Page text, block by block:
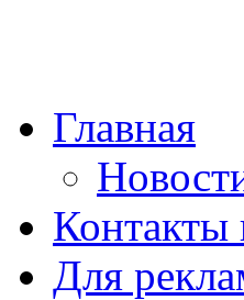
Главная
Контакты
Для